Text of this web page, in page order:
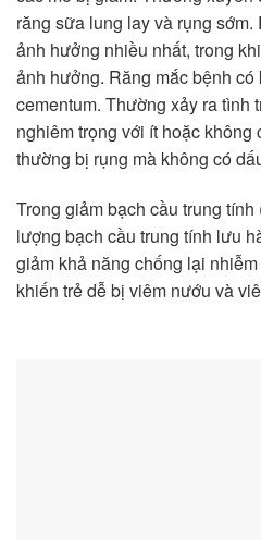
răng sữa lung lay và rụng
ảnh hưởng nhiều nhất, trong
ảnh hưởng. Răng mắc bệnh
cementum. Thường xảy ra tình
nghiêm trọng với ít hoặc không
thường bị rụng mà không có
Trong giảm bạch cầu trung
lượng bạch cầu trung tính lưu
giảm khả năng chống lại
khiến trẻ dễ bị viêm nướu và